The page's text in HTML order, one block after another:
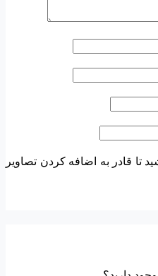
تا قادر به اضافه کردن تصاویر